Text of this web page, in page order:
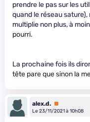
prendre le pas sur les
quand le réseau
multiplie non plus, à
pourri.
La prochaine fois ils
tête pare que sinon la
alex.d. Premium
Le 23/11/2021 à 10h08